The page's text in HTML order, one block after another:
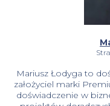
Mariusz Łodyga to
założyciel marki
doświadczenie w